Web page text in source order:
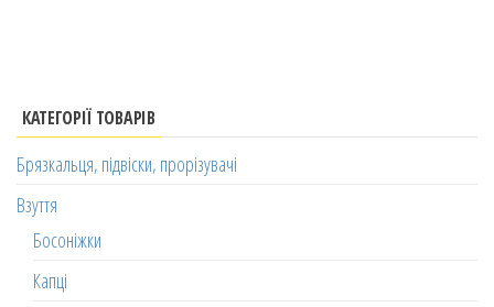
КАТЕГОРІЇ ТОВАРІВ
Брязкальця, підвіски, прорізувачі
Взуття
Босоніжки
Капці